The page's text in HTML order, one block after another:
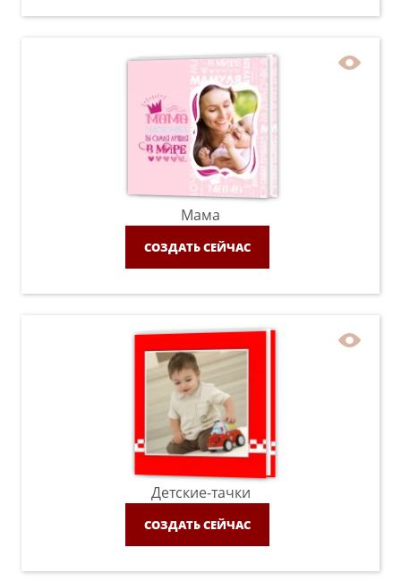
Мама
СОЗДАТЬ СЕЙЧАС
Детские-тачки
СОЗДАТЬ СЕЙЧАС